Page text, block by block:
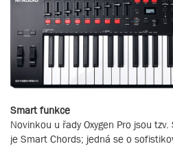
Smart funkce
Novinkou u řady Oxygen Pro jsou
je Smart Chords; jedná se o